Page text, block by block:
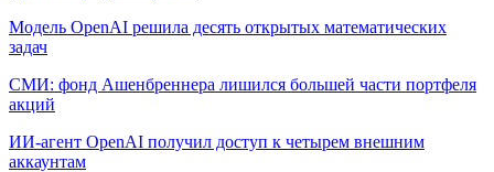
Модель OpenAI решила десять открытых математических
задач
СМИ: фонд Ашенбреннера лишился большей части портфеля
акций
ИИ-агент OpenAI получил доступ к четырем внешним
аккаунтам